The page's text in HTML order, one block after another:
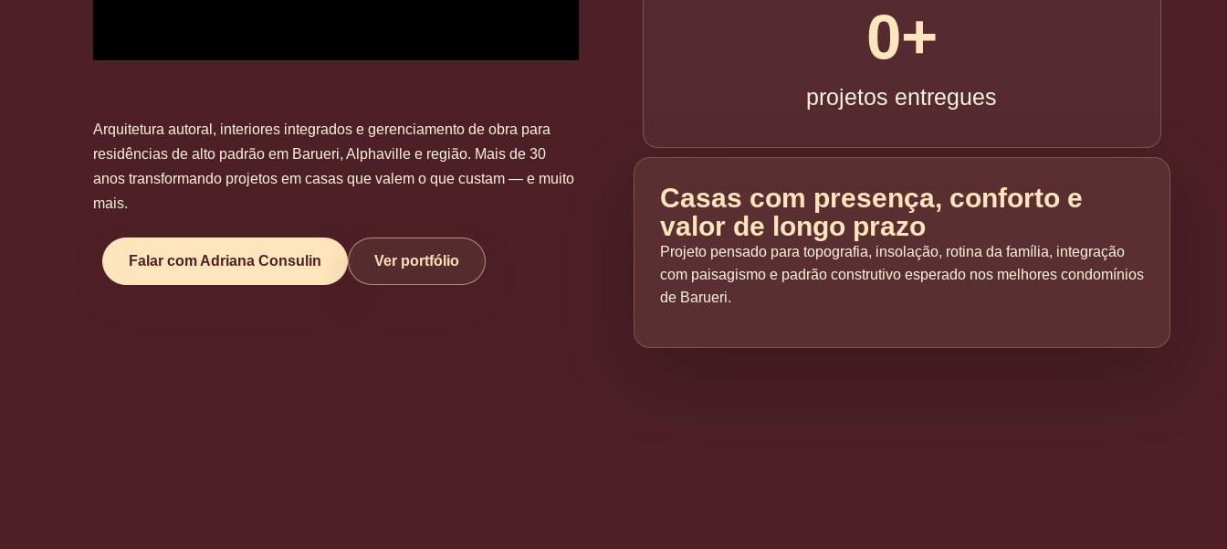
Arquitetura autoral, interiores integrados e gerenciamento de obra para
residências de alto padrão em Barueri, Alphaville e região. Mais de 30
anos transformando projetos em casas que valem o que custam — e muito
mais.
Falar com Adriana Consulin Ver portfólio
projetos entregues
0+
Casas com presença, conforto e
valor de longo prazo
Projeto pensado para topografia, insolação, rotina da família, integração
com paisagismo e padrão construtivo esperado nos melhores condomínios
de Barueri.